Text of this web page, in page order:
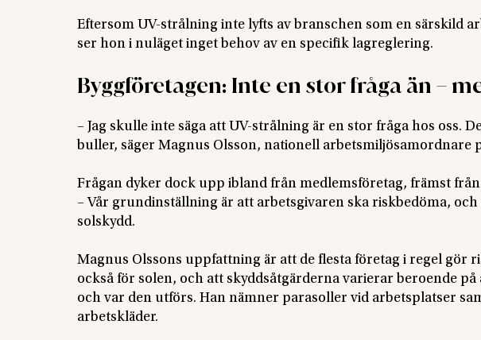
Eftersom UV-strålning inte lyfts av branschen som en särskild
ser hon i nuläget inget behov av en specifik lagreglering.
Byggföretagen: Inte en stor fråga än –
– Jag skulle inte säga att UV-strålning är en stor fråga hos oss.
buller, säger Magnus Olsson, nationell arbetsmiljösamordnare
Frågan dyker dock upp ibland från medlemsföretag, främst från
– Vår grundinställning är att arbetsgivaren ska riskbedöma,
solskydd.
Magnus Olssons uppfattning är att de flesta företag i regel gör
också för solen, och att skyddsåtgärderna varierar beroende
och var den utförs. Han nämner parasoller vid arbetsplatser
arbetskläder.